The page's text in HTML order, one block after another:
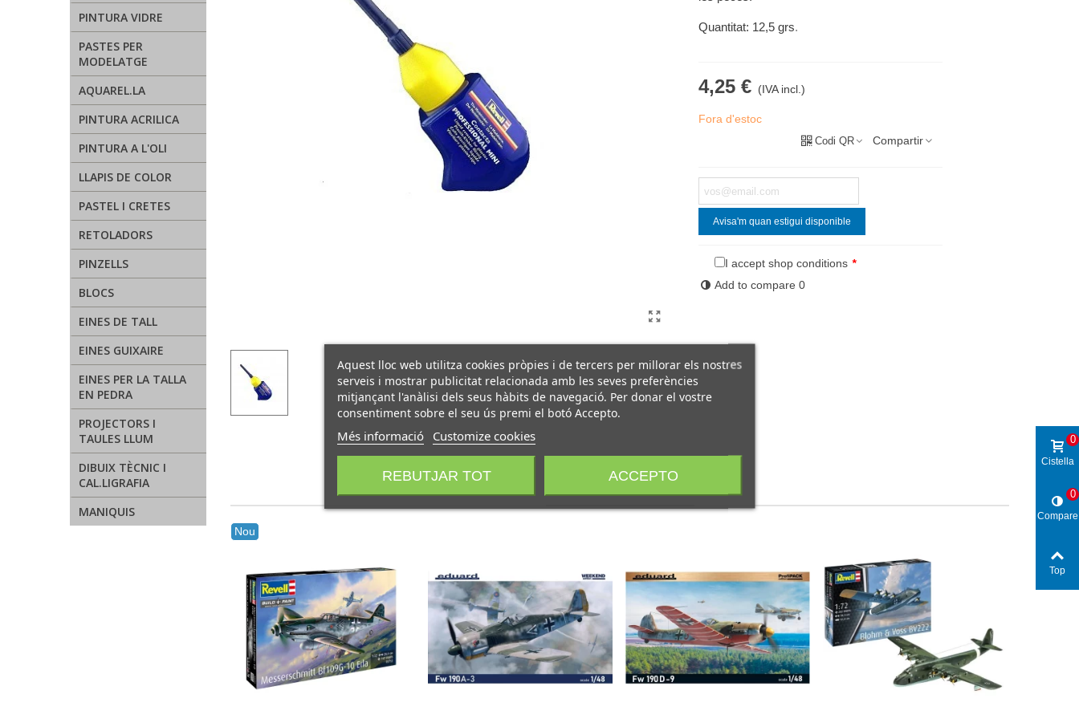
PINTURA VIDRE
PASTES PER
MODELATGE
AQUAREL.LA
PINTURA ACRILICA
PINTURA A L'OLI
LLAPIS DE COLOR
PASTEL I CRETES
RETOLADORS
PINZELLS
BLOCS
EINES DE TALL
EINES GUIXAIRE
EINES PER LA TALLA
EN PEDRA
PROJECTORS I
TAULES LLUM
DIBUIX TÈCNIC I
CAL.LIGRAFIA
MANIQUIS
Quantitat: 12,5 grs.
4,25 € (IVA incl.)
Fora d'estoc
Codi QR Compartir
Avisa'm quan estigui disponible
I accept shop conditions *
Add to compare 0
TAMBÉ ET POT AGRADAR
Nou
Aquest lloc web utilitza cookies pròpies i de tercers per millorar els nostres
serveis i mostrar publicitat relacionada amb les seves preferències
mitjançant l'anàlisi dels seus hàbits de navegació. Per donar el vostre
consentiment sobre el seu ús premi el botó Accepto.
Més informació Customize cookies
REBUTJAR TOT ACCEPTO
Cistella
0
Compare
0
Top